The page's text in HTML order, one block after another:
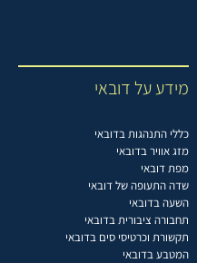
מידע על דובאי
כללי התנהגות בדובאי
מזג אוויר בדובאי
מפת דובאי
שדה התעופה של דובאי
השעה בדובאי
תחבורה ציבורית בדובאי
תקשורת וכרטיסי סים בדובאי
המטבע בדובאי